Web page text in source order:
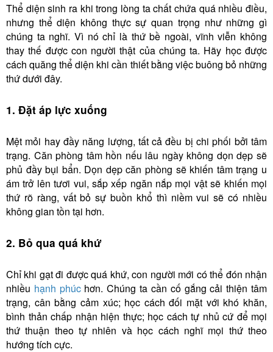
Thể diện sinh ra khi trong lòng ta chất chứa quá nhiều điều,
nhưng thể diện không thực sự quan trọng như những gì
chúng ta nghĩ. Vì nó chỉ là thứ bề ngoài, vĩnh viễn không
thay thế được con người thật của chúng ta. Hãy học được
cách quăng thể diện khi cần thiết bằng việc buông bỏ những
thứ dưới đây.
1. Đặt áp lực xuống
Mệt mỏi hay đầy năng lượng, tất cả đều bị chi phối bởi tâm
trạng. Căn phòng tâm hồn nếu lâu ngày không dọn dẹp sẽ
phủ đầy bụi bẩn. Dọn dẹp căn phòng sẽ khiến tâm trạng u
ám trở lên tươi vui, sắp xếp ngăn nắp mọi vật sẽ khiến mọi
thứ rõ ràng, vất bỏ sự buồn khổ thì niềm vui sẽ có nhiều
không gian tồn tại hơn.
2. Bỏ qua quá khứ
Chỉ khi gạt đi được quá khứ, con người mới có thể đón nhận
nhiều hạnh phúchơn. Chúng ta cần cố gắng cải thiện tâm
trạng, cân bằng cảm xúc; học cách đối mặt với khó khăn,
bình thản chấp nhận hiện thực; học cách tự nhủ cứ để mọi
thứ thuận theo tự nhiên và học cách nghĩ mọi thứ theo
hướng tích cực.